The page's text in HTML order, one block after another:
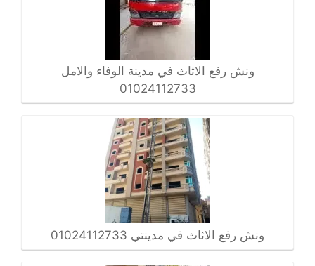
ونش رفع الاثاث في مدينة الوفاء والامل
01024112733
ونش رفع الاثاث في مدينتي 01024112733